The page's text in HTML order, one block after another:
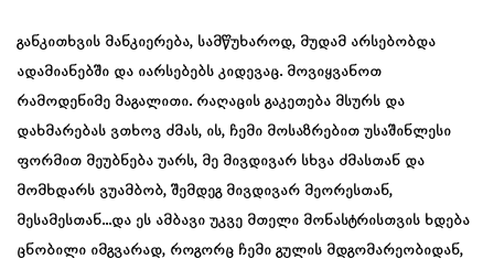
განკითხვის მანკიერება, სამწუხაროდ, მუდამ არსებობდა
ადამიანებში და იარსებებს კიდევაც. მოვიყვანოთ
რამოდენიმე მაგალითი. რაღაცის გაკეთება მსურს და
დახმარებას ვთხოვ ძმას, ის, ჩემი მოსაზრებით უსაშინლესი
ფორმით მეუბნება უარს, მე მივდივარ სხვა ძმასთან და
მომხდარს ვუამბობ, შემდეგ მივდივარ მეორესთან,
მესამესთან…და ეს ამბავი უკვე მთელი მონასტრისთვის ხდება
ცნობილი იმგვარად, როგორც ჩემი გულის მდგომარეობიდან,